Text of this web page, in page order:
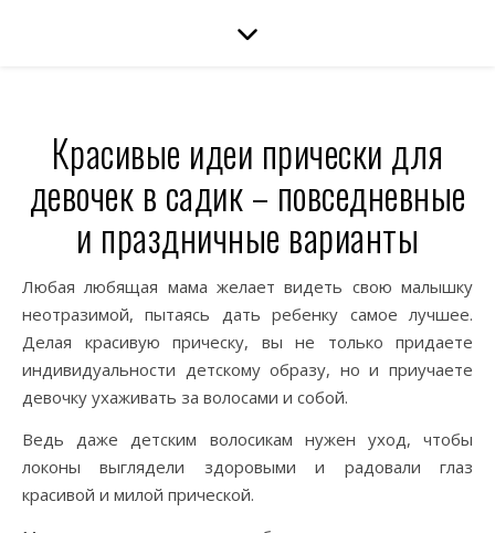
Красивые идеи прически для
девочек в садик – повседневные
и праздничные варианты
Любая любящая мама желает видеть свою малышку
неотразимой, пытаясь дать ребенку самое лучшее.
Делая красивую прическу, вы не только придаете
индивидуальности детскому образу, но и приучаете
девочку ухаживать за волосами и собой.
Ведь даже детским волосикам нужен уход, чтобы
локоны выглядели здоровыми и радовали глаз
красивой и милой прической.